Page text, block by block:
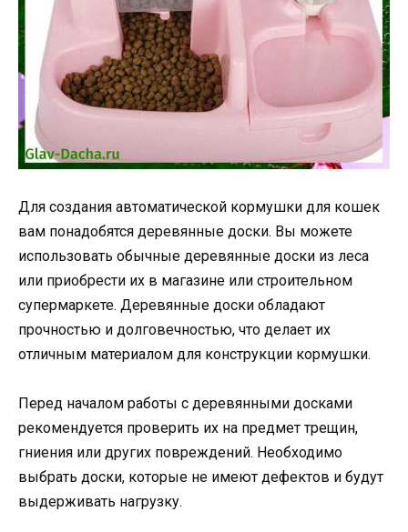
Для создания автоматической кормушки для кошек
вам понадобятся деревянные доски. Вы можете
использовать обычные деревянные доски из леса
или приобрести их в магазине или строительном
супермаркете. Деревянные доски обладают
прочностью и долговечностью, что делает их
отличным материалом для конструкции кормушки.
Перед началом работы с деревянными досками
рекомендуется проверить их на предмет трещин,
гниения или других повреждений. Необходимо
выбрать доски, которые не имеют дефектов и будут
выдерживать нагрузку.